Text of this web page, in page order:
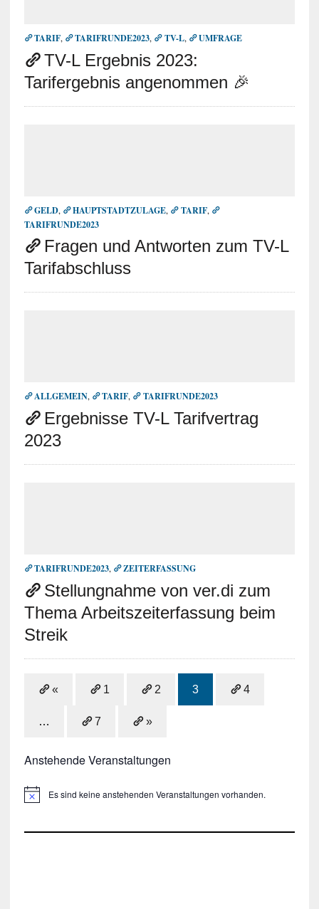
TARIF, TARIFRUNDE2023, TV-L, UMFRAGE
TV-L Ergebnis 2023:
Tarifergebnis angenommen 🎉
GELD, HAUPTSTADTZULAGE, TARIF,
TARIFRUNDE2023
Fragen und Antworten zum TV-L
Tarifabschluss
ALLGEMEIN, TARIF, TARIFRUNDE2023
Ergebnisse TV-L Tarifvertrag
2023
TARIFRUNDE2023, ZEITERFASSUNG
Stellungnahme von ver.di zum
Thema Arbeitszeiterfassung beim
Streik
« 1 2 3 4
… 7 »
Anstehende Veranstaltungen
H
w
Es sind keine anstehenden Veranstaltungen vorhanden.